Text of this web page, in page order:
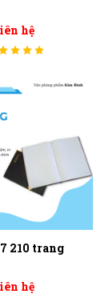
hệ
210 trang
hệ